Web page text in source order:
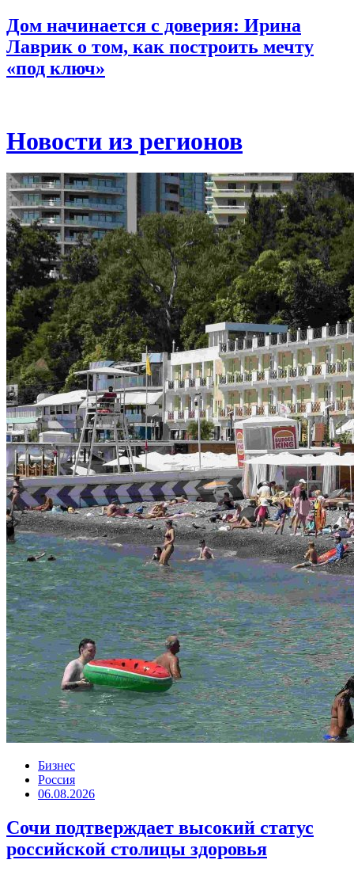
Дом начинается с доверия: Ирина
Лаврик о том, как построить мечту
«под ключ»
Новости из регионов
Бизнес
Россия
06.08.2026
Сочи подтверждает высокий статус
российской столицы здоровья